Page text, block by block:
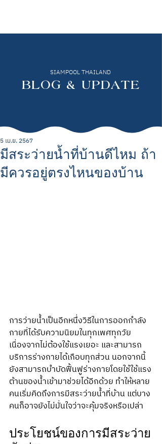
SIAMPOOL THAILAND
BLOG & UPDATE
มีสระว่ายน้ำที่บ้านดีไหม ถ้า
มีควรอยู่ตรงไหนของบ้าน
5 เม.ย. 2567
การว่ายน้ำเป็นอีกหนึ่งวิธีในการออกกำลัง
กายที่ได้รับความนิยมในทุกเพศทุกวัย
เนื่องจากไม่ต้องใช้แรงเยอะ และสามารถ
บริการร่างกายได้เกือบทุกส่วน นอกจากนี้
ยังสามารถบำบัดฟื้นฟูร่างกายโดยใช้ใช้แรง
ต้านของน้ำเข้ามาช่วยได้อีกด้วย ทำให้หลาย
คนเริ่มคิดถึงการมีสระว่ายน้ำที่บ้าน แต่บาง
คนก็อาจยังไม่มั่นใจว่าจะคุ้มจริงหรือเปล่า
ประโยชน์ของการมีสระว่าย